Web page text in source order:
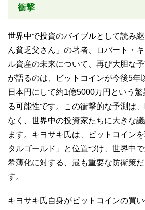
衝撃
世界中で投資のバイブルとして読み
ん貧乏父さん」の著者、ロバート・
ル資産の未来について、再び大胆な
が語るのは、ビットコインが今後5年
日本円にして約1億5000万円という
る可能性です。この衝撃的な予測は
なく、世界中の投資家たちに大きな
ます。キヨサキ氏は、ビットコイン
タルゴールド」と位置づけ、世界中
希薄化に対する、最も重要な防衛策
す。
キヨサキ氏自身がビットコインの買